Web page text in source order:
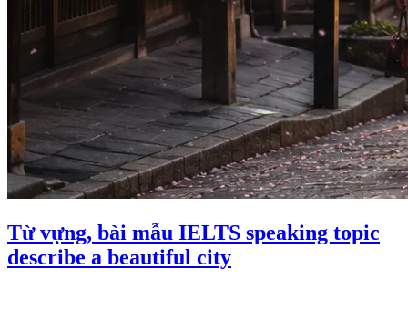
Từ vựng, bài mẫu IELTS speaking topic
describe a beautiful city